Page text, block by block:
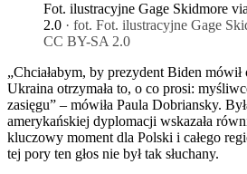
Fot. ilustracyjne Gage Skidmore
2.0 · fot. Fot. ilustracyjne Gage
CC BY-SA 2.0
„Chciałabym, by prezydent Biden
Ukraina otrzymała to, o co prosi:
zasięgu” – mówiła Paula Dobriansky.
amerykańskiej dyplomacji wskazała
kluczowy moment dla Polski i całego
tej pory ten głos nie był tak słuchany.